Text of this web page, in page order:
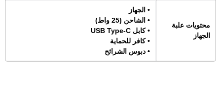
محتويات علبة
الجهاز
• الجهاز
• الشاحن (25 واط)
• كابل USB Type-C
• كافر للحماية
• دبوس الشرائح